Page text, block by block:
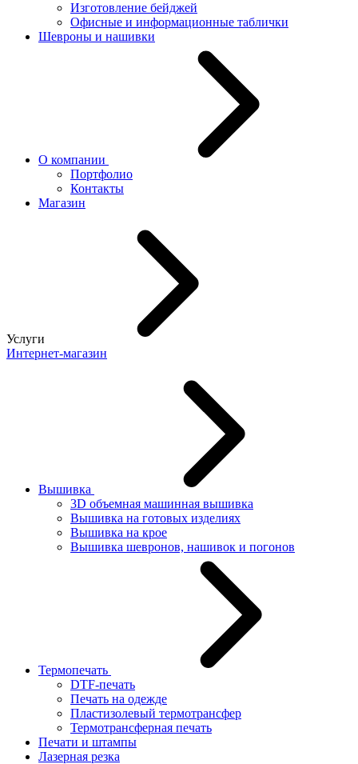
Изготовление бейджей
Офисные и информационные таблички
Шевроны и нашивки
О компании
Портфолио
Контакты
Магазин
Услуги
Интернет-магазин
Вышивка
3D объемная машинная вышивка
Вышивка на готовых изделиях
Вышивка на крое
Вышивка шевронов, нашивок и погонов
Термопечать
DTF-печать
Печать на одежде
Пластизолевый термотрансфер
Термотрансферная печать
Печати и штампы
Лазерная резка